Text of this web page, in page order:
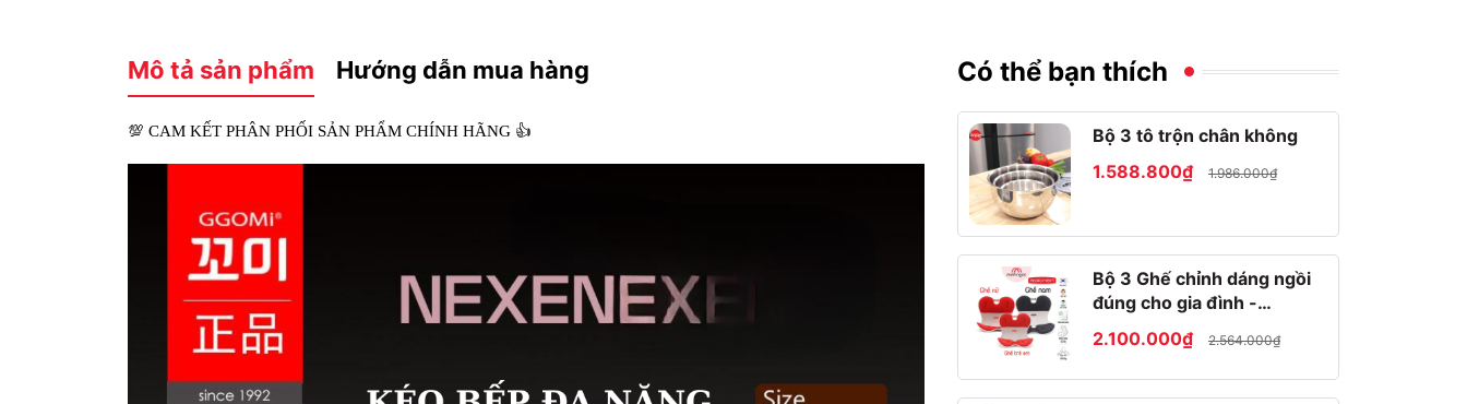
Mô tả sản phẩm Hướng dẫn mua hàng
💯 CAM KẾT PHÂN PHỐI SẢN PHẨM CHÍNH HÃNG 👍
Có thể bạn thích
Bộ 3 tô trộn chân không
1.588.800₫
1.986.000₫
Bộ 3 Ghế chỉnh dáng ngồi
đúng cho gia đình -
Roichen Hàn Quốc
2.100.000₫ 2.564.000₫